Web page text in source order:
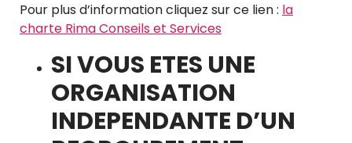
Pour plus d’information cliquez sur ce lien : la
charte Rima Conseils et Services
SI VOUS ETES UNE
ORGANISATION
INDEPENDANTE D’UN